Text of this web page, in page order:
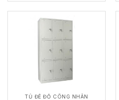
TỦ ĐỂ ĐỒ CÔNG NHÂN